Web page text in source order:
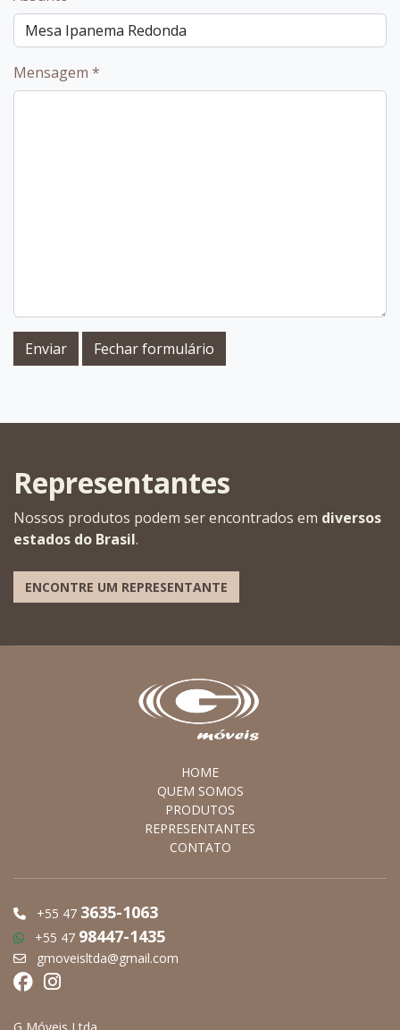
Mensagem *
Enviar Fechar formulário
Representantes
Nossos produtos podem ser encontrados em diversos
estados do Brasil.
ENCONTRE UM REPRESENTANTE
HOME
QUEM SOMOS
PRODUTOS
REPRESENTANTES
CONTATO
+55 47 3635-1063
+55 47 98447-1435
gmoveisltda@gmail.com